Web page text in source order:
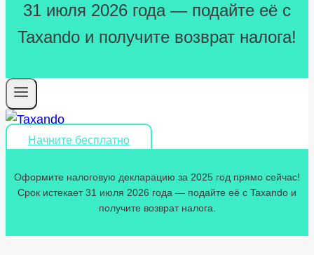
31 июля 2026 года — подайте её с
Taxando и получите возврат налога!
Начните бесплатно
Оформите налоговую декларацию за 2025 год прямо сейчас!
Срок истекает 31 июля 2026 года — подайте её с Taxando и
получите возврат налога.